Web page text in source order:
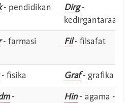
- pendidikan Dirg-
kedirgantaraan
- farmasi Fil- filsafat
- fisika Graf- grafika
-
Hin- agama -